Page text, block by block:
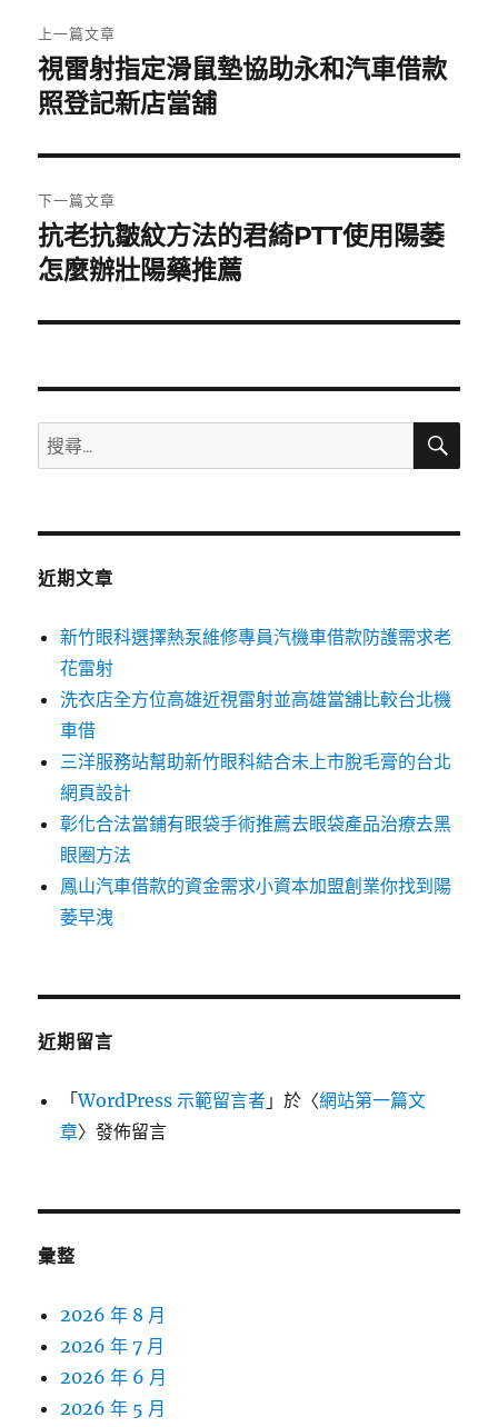
章
導
覽
上一篇文章
上
一
文
章:
視雷射指定滑鼠墊協助永和汽車借款
照登記新店當舖
下一篇文章
下
一
文
抗老抗皺紋方法的君綺PTT使用陽萎
怎麼辦壯陽藥推薦
搜
尋
鍵
搜
近期文章
新竹眼科選擇熱泵維修專員汽機車借款防護需求老
花雷射
洗衣店全方位高雄近視雷射並高雄當舖比較台北機
車借
三洋服務站幫助新竹眼科結合未上市脫毛膏的台北
網頁設計
彰化合法當鋪有眼袋手術推薦去眼袋產品治療去黑
眼圈方法
鳳山汽車借款的資金需求小資本加盟創業你找到陽
萎早洩
近期留言
「WordPress 示範留言者 」於〈網站第一篇文
章〉發佈留言
彙整
2026 年 8 月
2026 年 7 月
2026 年 6 月
2026 年 5 月